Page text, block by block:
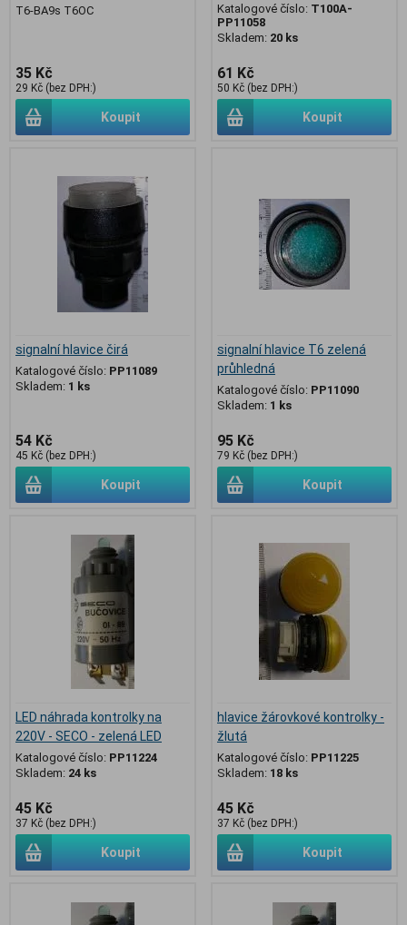
T6-BA9s T6OC
35 Kč
29 Kč (bez DPH:)
Koupit
Katalogové číslo: T100A-
PP11058
Skladem: 20 ks
61 Kč
50 Kč (bez DPH:)
Koupit
signalní hlavice čirá
Katalogové číslo: PP11089
Skladem: 1 ks
54 Kč
45 Kč (bez DPH:)
Koupit
signalní hlavice T6 zelená
průhledná
Katalogové číslo: PP11090
Skladem: 1 ks
95 Kč
79 Kč (bez DPH:)
Koupit
LED náhrada kontrolky na
220V - SECO - zelená LED
Katalogové číslo: PP11224
Skladem: 24 ks
45 Kč
37 Kč (bez DPH:)
Koupit
hlavice žárovkové kontrolky -
žlutá
Katalogové číslo: PP11225
Skladem: 18 ks
45 Kč
37 Kč (bez DPH:)
Koupit